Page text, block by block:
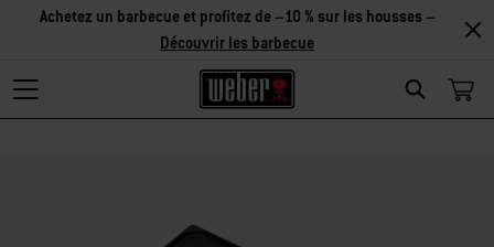
Search
Achetez un barbecue et profitez de –10 % sur les housses –
Découvrir les barbecue